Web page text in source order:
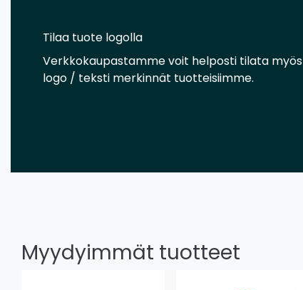
Tilaa tuote logolla
Verkkokaupastamme voit helposti tilata myös
logo / teksti merkinnät tuotteisiimme.
Myydyimmät tuotteet